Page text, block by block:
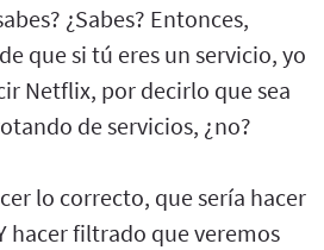
¿Sabes? Entonces,
que si tú eres un servicio, yo
Netflix, por decirlo que sea
de servicios, ¿no?
lo correcto, que sería hacer
hacer filtrado que veremos